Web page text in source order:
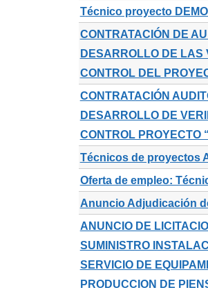
Técnico proyecto
CONTRATACIÓN DE
DESARROLLO DE LAS
CONTROL DEL
CONTRATACIÓN
DESARROLLO DE
CONTROL PROYECTO
Técnicos de proyectos
Oferta de empleo:
Anuncio Adjudicación
ANUNCIO DE
SUMINISTRO
SERVICIO DE
PRODUCCION DE